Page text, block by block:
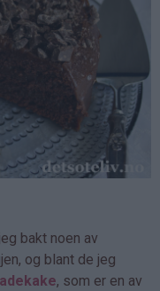
bakt noen av
og blant de jeg
, som er en av